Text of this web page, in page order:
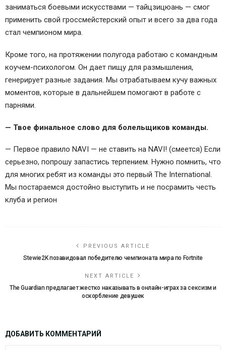
заниматься боевыми искусствами — тайцзицюань — смог
применить свой гроссмейстерский опыт и всего за два года
стал чемпионом мира.
Кроме того, на протяжении полугода работаю с командным
коучем-психологом. Он дает пищу для размышления,
генерирует разные задания. Мы отрабатываем кучу важных
моментов, которые в дальнейшем помогают в работе с
парнями.
— Твое финальное слово для болельщиков команды.
— Первое правило NAVI — не ставить на NAVI! (смеется) Если
серьезно, попрошу запастись терпением. Нужно помнить, что
для многих ребят из команды это первый The International.
Мы постараемся достойно выступить и не посрамить честь
клуба и регион
PREVIOUS ARTICLE
Stewie2K позавидовал победителю чемпионата мира по Fortnite
NEXT ARTICLE
The Guardian предлагает жестко наказывать в онлайн-играх за сексизм и
оскорбление девушек
ДОБАВИТЬ КОММЕНТАРИЙ